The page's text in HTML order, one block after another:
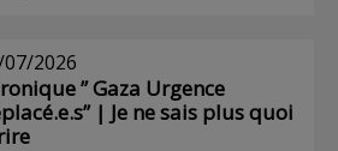
2026
” Gaza Urgence
| Je ne sais plus quoi